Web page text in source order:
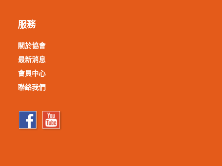
服務
關於協會
最新消息
會員中心
聯絡我們